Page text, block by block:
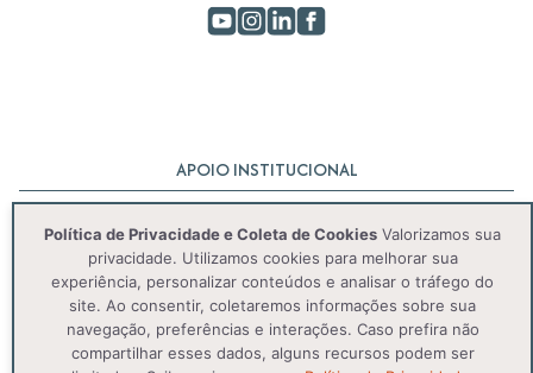
APOIO INSTITUCIONAL
Política de Privacidade e Coleta de Cookies Valorizamos sua
privacidade. Utilizamos cookies para melhorar sua
experiência, personalizar conteúdos e analisar o tráfego do
site. Ao consentir, coletaremos informações sobre sua
navegação, preferências e interações. Caso prefira não
compartilhar esses dados, alguns recursos podem ser